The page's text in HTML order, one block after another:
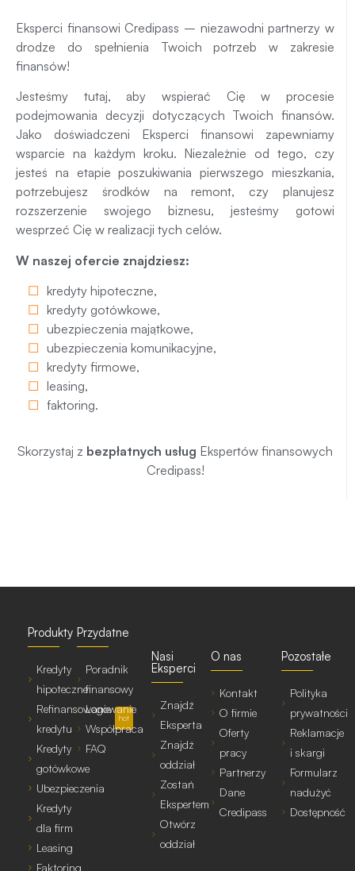
Eksperci finansowi Credipass – niezawodni partnerzy w
drodze do spełnienia Twoich potrzeb w zakresie
finansów!
Jesteśmy tutaj, aby wspierać Cię w procesie
podejmowania decyzji dotyczących Twoich finansów.
Jako doświadczeni Eksperci finansowi zapewniamy
wsparcie na każdym kroku. Niezależnie od tego, czy
jesteś na etapie poszukiwania pierwszego mieszkania,
potrzebujesz środków na remont, czy planujesz
rozszerzenie swojego biznesu, jesteśmy gotowi
wesprzeć Cię w realizacji tych celów.
W naszej ofercie znajdziesz:
kredyty hipoteczne,
kredyty gotówkowe,
ubezpieczenia majątkowe,
ubezpieczenia komunikacyjne,
kredyty firmowe,
leasing,
faktoring.
Skorzystaj z bezpłatnych usług Ekspertów finansowych
Credipass!
Produkty
Kredyty
hipoteczne
Refinansowanie
kredytu
hot
Kredyty
gotówkowe
Ubezpieczenia
Kredyty
dla firm
Leasing
Faktoring
Przydatne
Poradnik
finansowy
Logowanie
Współpraca
FAQ
Nasi
Eksperci
Znajdź
Eksperta
Znajdź
oddział
Zostań
Ekspertem
Otwórz
oddział
O nas
Kontakt
O firmie
Oferty
pracy
Partnerzy
Dane
Credipass
Pozostałe
Polityka
prywatności
Reklamacje
i skargi
Formularz
nadużyć
Dostępność